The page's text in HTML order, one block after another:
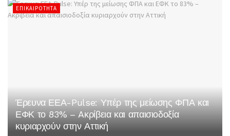
ΕΠΙΚΑΙΡΌΤΗΤΑ
Έρευνα ΕΕΑ-Pulse: Υπέρ της μείωσης ΦΠΑ και
ΕΦΚ το 83% – Aκρίβεια και απαισιοδοξία
κυριαρχούν στην Αττική